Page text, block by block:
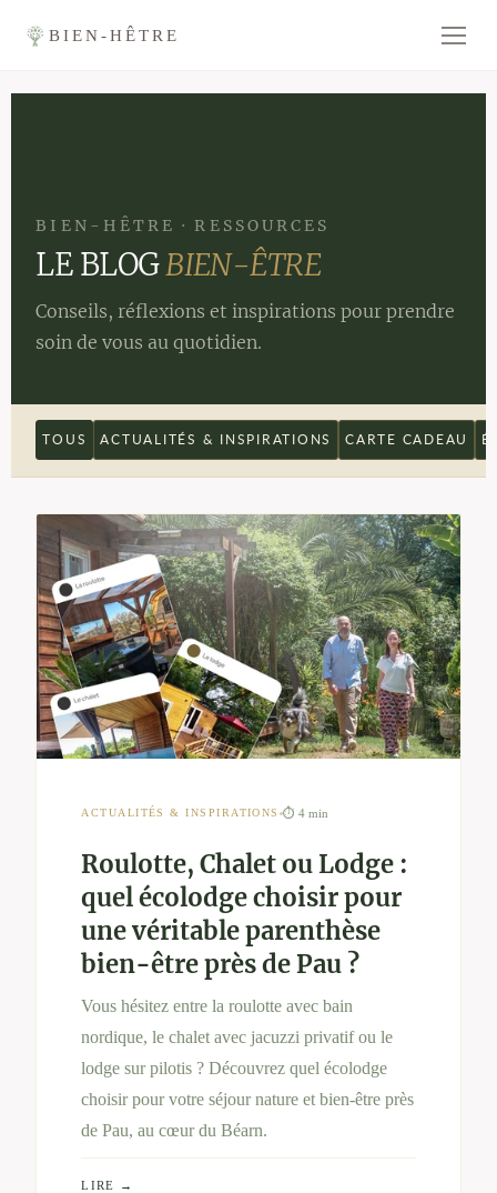
BIEN-HÊTRE
BIEN-HÊTRE · RESSOURCES
LE BLOGBIEN-ÊTRE
Conseils, réflexions et inspirations pour prendre
soin de vous au quotidien.
TOUS ACTUALITÉS & INSPIRATIONS CARTE CADEAU
ACTUALITÉS & INSPIRATIONS ⏱ 4 min
Roulotte, Chalet ou Lodge :
quel écolodge choisir pour
une véritable parenthèse
bien-être près de Pau ?
Vous hésitez entre la roulotte avec bain
nordique, le chalet avec jacuzzi privatif ou le
lodge sur pilotis ? Découvrez quel écolodge
choisir pour votre séjour nature et bien-être près
de Pau, au cœur du Béarn.
LIRE →